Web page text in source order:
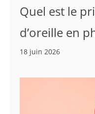
Quel est le
d’oreille en
18 juin 2026